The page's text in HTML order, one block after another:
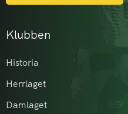
Klubben
Historia
Herrlaget
Damlaget